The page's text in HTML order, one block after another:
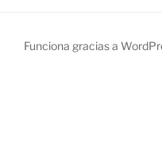
Funciona gracias a